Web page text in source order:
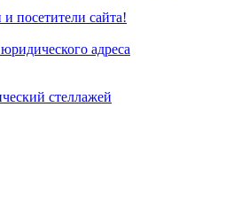
посетители сайта!
адреса
стеллажей